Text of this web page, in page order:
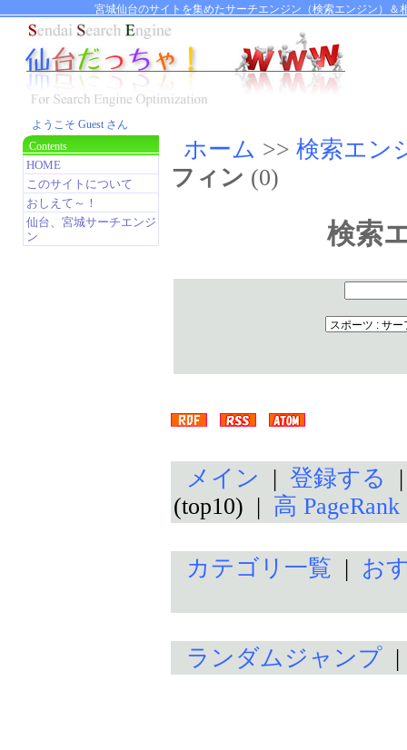
宮城仙台のサイトを集めたサーチエンジン（検索エンジン）
ようこそ Guest さん
Contents
HOME
このサイトについて
おしえて～！
仙台、宮城サーチエンジ
ン
ホーム >> 検索エン
フィン (0)
検索
メイン | 登録する
(top10) | 高
カテゴリ一覧 | お
ランダムジャンプ